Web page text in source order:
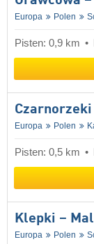
Europa Polen
Pisten: 0,9 km
Czarnorzeki
Europa Polen
Pisten: 0,5 km
Klepki –
Europa Polen